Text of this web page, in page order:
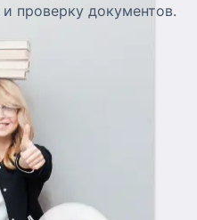
и проверку документов.